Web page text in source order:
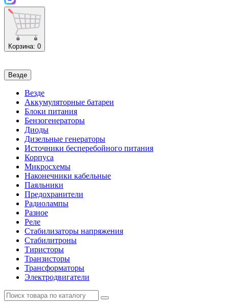
Корзина: 0
Везде
Везде
Аккумуляторные батареи
Блоки питания
Бензогенераторы
Диоды
Дизельные генераторы
Источники бесперебойного питания
Корпуса
Микросхемы
Наконечники кабельные
Паяльники
Предохранители
Радиолампы
Разное
Реле
Стабилизаторы напряжения
Стабилитроны
Тиристоры
Транзисторы
Трансформаторы
Электродвигатели